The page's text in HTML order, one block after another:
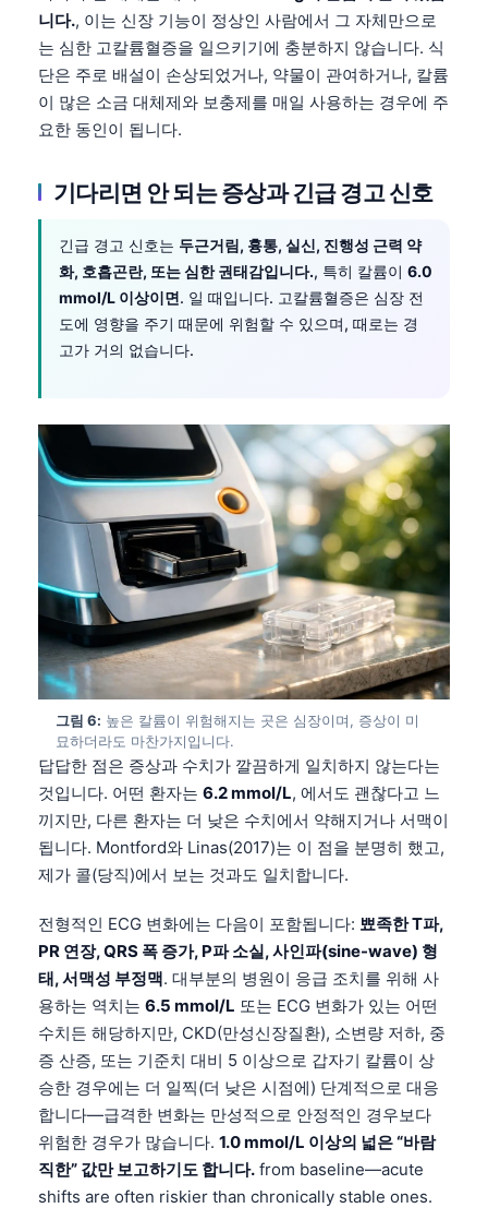
니다., 이는 신장 기능이 정상인 사람에서 그 자체만으로
는 심한 고칼륨혈증을 일으키기에 충분하지 않습니다. 식
단은 주로 배설이 손상되었거나, 약물이 관여하거나, 칼륨
이 많은 소금 대체제와 보충제를 매일 사용하는 경우에 주
요한 동인이 됩니다.
기다리면 안 되는 증상과 긴급 경고 신호
긴급 경고 신호는 두근거림, 흉통, 실신, 진행성 근력 약
화, 호흡곤란, 또는 심한 권태감입니다., 특히 칼륨이 6.0
mmol/L 이상이면. 일 때입니다. 고칼륨혈증은 심장 전
도에 영향을 주기 때문에 위험할 수 있으며, 때로는 경
고가 거의 없습니다.
그림 6: 높은 칼륨이 위험해지는 곳은 심장이며, 증상이 미
묘하더라도 마찬가지입니다.
답답한 점은 증상과 수치가 깔끔하게 일치하지 않는다는
것입니다. 어떤 환자는 6.2 mmol/L, 에서도 괜찮다고 느
끼지만, 다른 환자는 더 낮은 수치에서 약해지거나 서맥이
됩니다. Montford와 Linas(2017)는 이 점을 분명히 했고,
제가 콜(당직)에서 보는 것과도 일치합니다.
전형적인 ECG 변화에는 다음이 포함됩니다: 뾰족한 T파,
PR 연장, QRS 폭 증가, P파 소실, 사인파(sine-wave) 형
태, 서맥성 부정맥. 대부분의 병원이 응급 조치를 위해 사
용하는 역치는 6.5 mmol/L 또는 ECG 변화가 있는 어떤
수치든 해당하지만, CKD(만성신장질환), 소변량 저하, 중
증 산증, 또는 기준치 대비 5 이상으로 갑자기 칼륨이 상
승한 경우에는 더 일찍(더 낮은 시점에) 단계적으로 대응
합니다—급격한 변화는 만성적으로 안정적인 경우보다
위험한 경우가 많습니다. 1.0 mmol/L 이상의 넓은 “바람
직한” 값만 보고하기도 합니다. from baseline—acute
shifts are often riskier than chronically stable ones.
ئۇيغۇرچە
Кыргызча
Татар теле
Беларуская мова
Esperanto
Frysk
Ślōnskŏ gŏdka
Norsk bokmål